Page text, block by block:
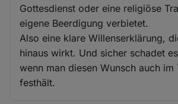
Gottesdienst oder eine religiöse
eigene Beerdigung verbietet.
Also eine klare Willenserklärung,
hinaus wirkt. Und sicher schadet
wenn man diesen Wunsch auch im
festhält.